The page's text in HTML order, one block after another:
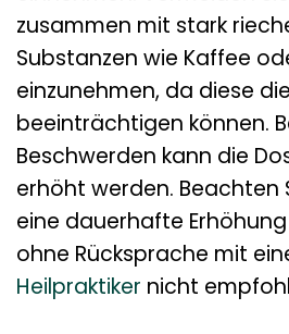
zusammen mit stark
Substanzen wie Kaffee
einzunehmen, da diese
beeinträchtigen können.
Beschwerden kann die
erhöht werden. Beachten
eine dauerhafte
ohne Rücksprache mit
Heilpraktiker nicht